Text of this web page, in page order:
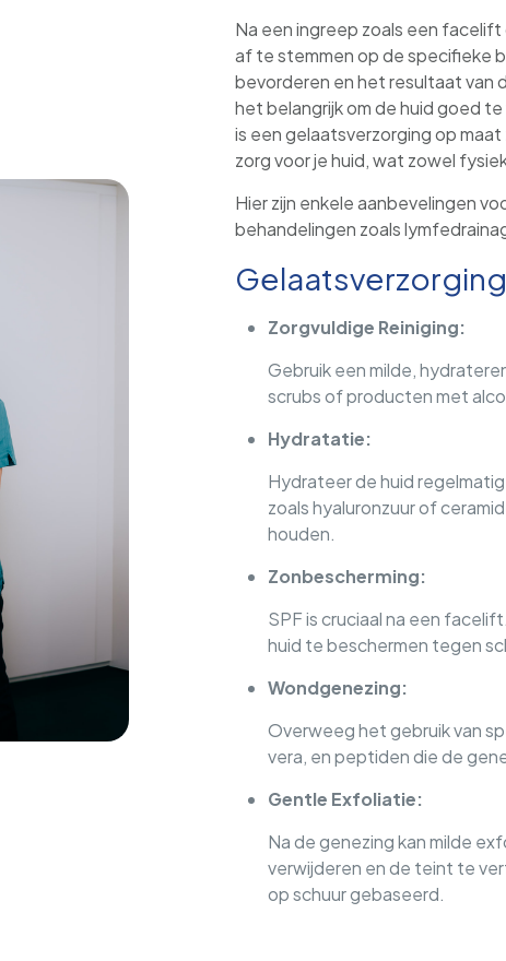
Na een ingreep zoals een
af te stemmen op de specifieke
bevorderen en het resultaat van
het belangrijk om de huid goed
is een gelaatsverzorging op
zorg voor je huid, wat zowel
Hier zijn enkele aanbevelingen
behandelingen zoals
Zorgvuldige Reiniging:
Gebruik een milde,
scrubs of producten met
Hydratatie:
Hydrateer de huid
zoals hyaluronzuur of
houden.
Zonbescherming:
SPF is cruciaal na een
huid te beschermen tegen
Wondgenezing:
Overweeg het gebruik van
vera, en peptiden die de
Gentle Exfoliatie:
Na de genezing kan milde
verwijderen en de teint te
op schuur gebaseerd.